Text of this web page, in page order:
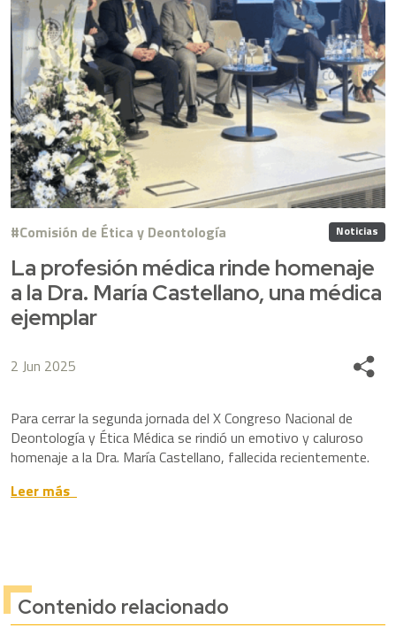
Comisión de Ética y Deontología Noticias
La profesión médica rinde homenaje
a la Dra. María Castellano, una médica
ejemplar
2 Jun 2025 Share
Para cerrar la segunda jornada del X Congreso Nacional de
Deontología y Ética Médica se rindió un emotivo y caluroso
homenaje a la Dra. María Castellano, fallecida recientemente.
Leer más
Contenido relacionado